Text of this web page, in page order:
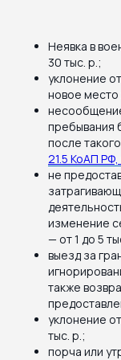
Неявка в
30 тыс. р.;
уклонение
новое место
пребывания
после
21.5 КоАП
не
изменение
— от 1 до 5
выезд за
также
уклонение
тыс. р.;
порча или